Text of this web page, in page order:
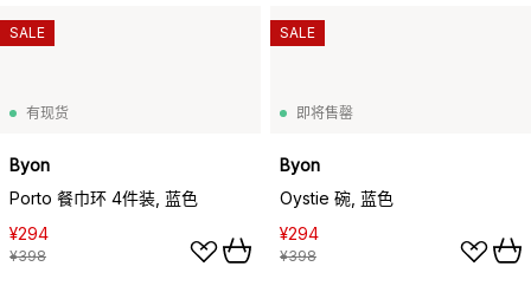
有现货
Byon
Porto 餐巾环 4件装, 蓝色
¥294
¥398
SALE
即将售罄
Byon
Oystie 碗, 蓝色
¥294
¥398
SALE